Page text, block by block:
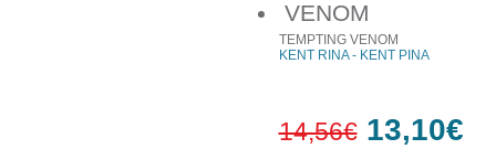
TEMPTING VENOM
KENT RINA - ΚΕΝΤ ΡΙΝΑ
14,56€ 13,10€